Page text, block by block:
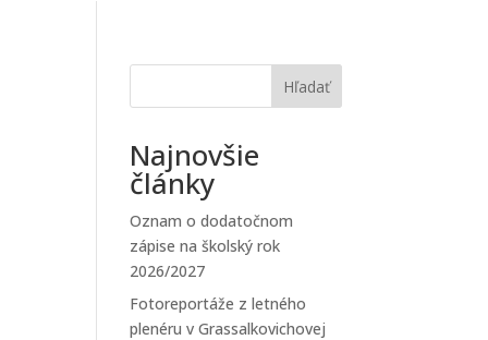
Hľadať
Najnovšie
články
Oznam o dodatočnom
zápise na školský rok
2026/2027
Fotoreportáže z letného
plenéru v Grassalkovichovej